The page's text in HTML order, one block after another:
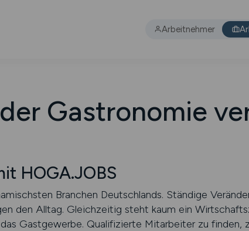
Arbeitnehmer
Gastronomie
HOGA.JOBS
Branchen Deutschlands. Ständige
den Alltag. Gleichzeitig steht kaum ein
Gastgewerbe. Qualifizierte Mitarbeiter zu finden,